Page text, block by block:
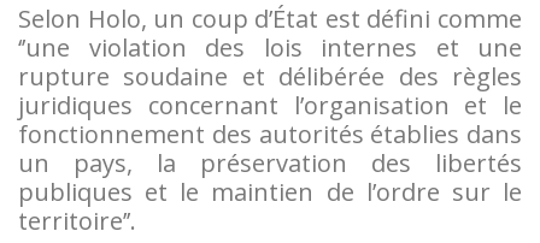
Selon Holo, un coup d’État est défini comme
‘’une violation des lois internes et une
rupture soudaine et délibérée des règles
juridiques concernant l’organisation et le
fonctionnement des autorités établies dans
un pays, la préservation des libertés
publiques et le maintien de l’ordre sur le
territoire’’.